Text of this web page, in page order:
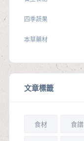
四季蔬果
本草藥材
文章標籤
食材 食譜